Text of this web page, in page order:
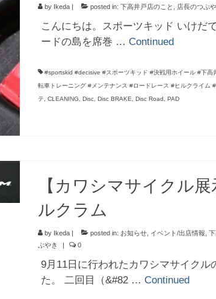
by Ikeda| posted in: 下高井戸店のこと 店長のつぶ
こんにちは。スポーツキッド いけだ
ードの島を席巻 … Continued
#sportskid #decisive #スポーツキッド #決戦用ホイール #下高
転車トレーニング #メンテナンス #ロードレース #ヒルクライム
テ
CLEANING Disc, Disc BRAKE Disc Road PAD
【カワシマサイクル
ルクラム
by Ikeda| posted in: お知らせ, イベント/出店情報
ぶやき
| 0
9月11日に行われたカワシマサイクル
た。 二回目（&#82 … Continued